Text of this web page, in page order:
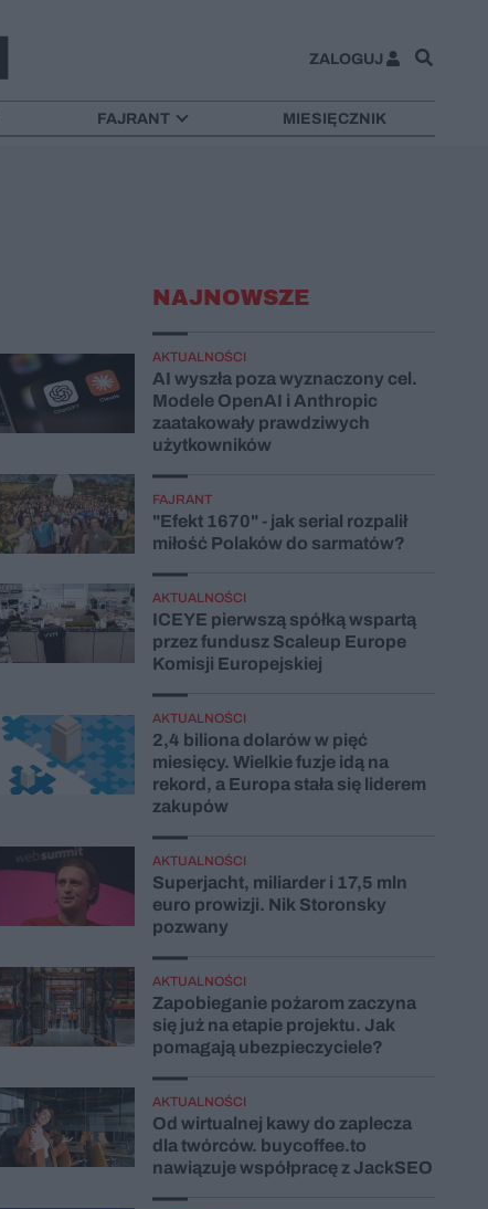
ZALOGUJ
FAJRANT MIESIĘCZNIK
NAJNOWSZE
AKTUALNOŚCI
AI wyszła poza wyznaczony cel.
Modele OpenAI i Anthropic
zaatakowały prawdziwych
użytkowników
FAJRANT
"Efekt 1670" - jak serial rozpalił
miłość Polaków do sarmatów?
AKTUALNOŚCI
ICEYE pierwszą spółką wspartą
przez fundusz Scaleup Europe
Komisji Europejskiej
AKTUALNOŚCI
2,4 biliona dolarów w pięć
miesięcy. Wielkie fuzje idą na
rekord, a Europa stała się liderem
zakupów
AKTUALNOŚCI
Superjacht, miliarder i 17,5 mln
euro prowizji. Nik Storonsky
pozwany
AKTUALNOŚCI
Zapobieganie pożarom zaczyna
się już na etapie projektu. Jak
pomagają ubezpieczyciele?
AKTUALNOŚCI
Od wirtualnej kawy do zaplecza
dla twórców. buycoffee.to
nawiązuje współpracę z JackSEO